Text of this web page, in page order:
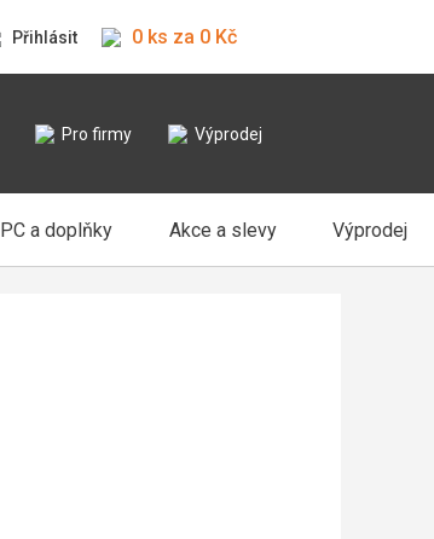
Přihlásit 0 ks za 0 Kč
Pro firmy Výprodej
PC a doplňky Akce a slevy Výprodej